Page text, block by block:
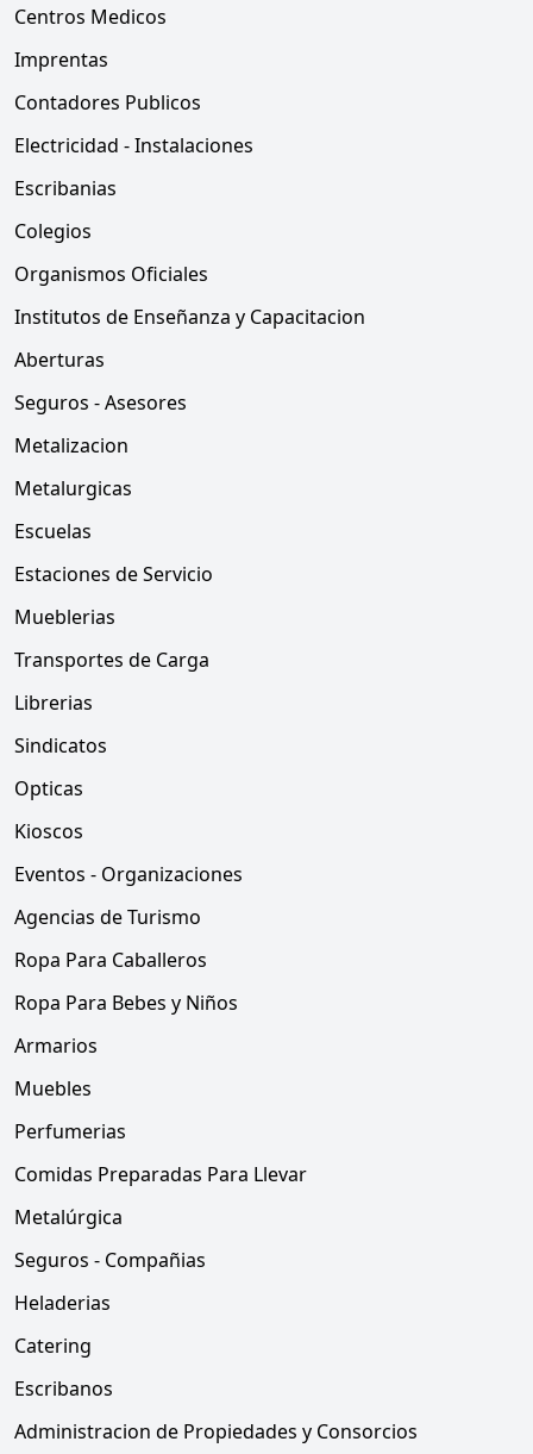
Centros Medicos
Imprentas
Contadores Publicos
Electricidad - Instalaciones
Escribanias
Colegios
Organismos Oficiales
Institutos de Enseñanza y Capacitacion
Aberturas
Seguros - Asesores
Metalizacion
Metalurgicas
Escuelas
Estaciones de Servicio
Mueblerias
Transportes de Carga
Librerias
Sindicatos
Opticas
Kioscos
Eventos - Organizaciones
Agencias de Turismo
Ropa Para Caballeros
Ropa Para Bebes y Niños
Armarios
Muebles
Perfumerias
Comidas Preparadas Para Llevar
Metalúrgica
Seguros - Compañias
Heladerias
Catering
Escribanos
Administracion de Propiedades y Consorcios